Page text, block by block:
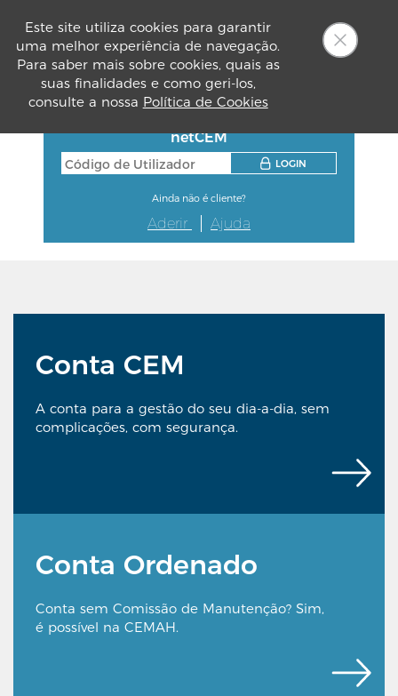
Este site utiliza cookies para garantir
uma melhor experiência de navegação.
Para saber mais sobre cookies, quais as
suas finalidades e como geri-los,
consulte a nossa Política de Cookies
netCEM
LOGIN
Ainda não é cliente?
Aderir Ajuda
Conta CEM
A conta para a gestão do seu dia-a-dia, sem
complicações, com segurança.
Conta Ordenado
Conta sem Comissão de Manutenção? Sim,
é possível na CEMAH.